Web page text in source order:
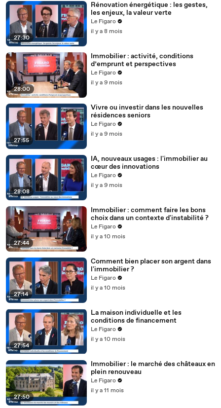
27:30
Rénovation énergétique : les gestes,
les enjeux, la valeur verte
Le Figaro
il y a 8 mois
28:00
Immobilier : activité, conditions
d’emprunt et perspectives
Le Figaro
il y a 9 mois
27:55
Vivre ou investir dans les nouvelles
résidences seniors
Le Figaro
il y a 9 mois
28:08
IA, nouveaux usages : l'immobilier au
cœur des innovations
Le Figaro
il y a 9 mois
27:44
Immobilier : comment faire les bons
choix dans un contexte d'instabilité ?
Le Figaro
il y a 10 mois
27:14
Comment bien placer son argent dans
l'immobilier ?
Le Figaro
il y a 10 mois
27:54
La maison individuelle et les
conditions de financement
Le Figaro
il y a 10 mois
27:50
Immobilier : le marché des châteaux en
plein renouveau
Le Figaro
il y a 11 mois